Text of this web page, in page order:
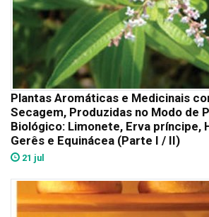
Plantas Aromáticas e Medicinais
Secagem, Produzidas no Modo de
Biológico: Limonete, Erva príncipe,
Gerês e Equinácea (Parte I / II)
21 jul